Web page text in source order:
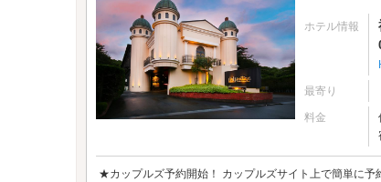
ホテル情報
最寄り
料金
★カップルズ予約開始！ カップルズサイト上で簡単に